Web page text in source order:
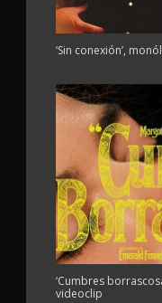
‘Sin conexión’,
‘Cumbres
videoclip